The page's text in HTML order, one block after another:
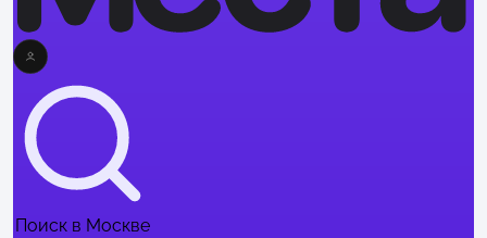
Поиск в Москве